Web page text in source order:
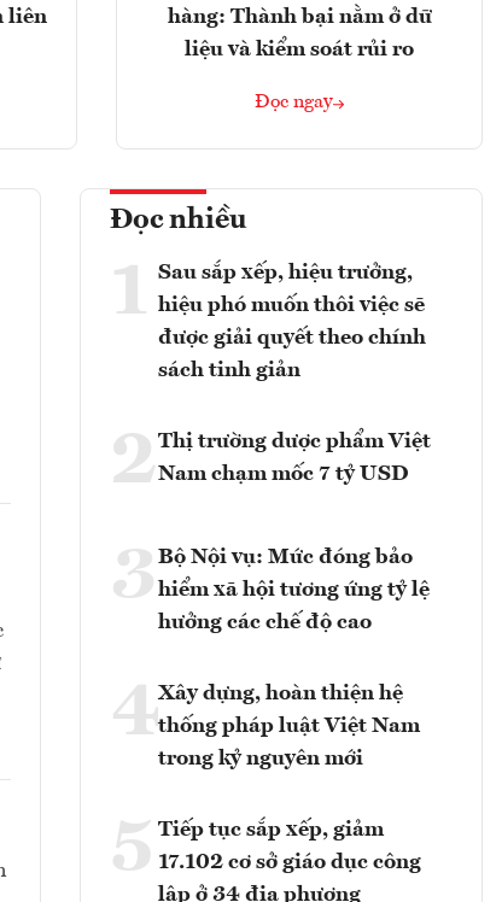
liên
hàng: Thành bại nằm ở dữ
liệu và kiểm soát rủi ro
Đọc ngay
Đọc nhiều
1 Sau sắp xếp, hiệu trưởng,
hiệu phó muốn thôi việc sẽ
được giải quyết theo chính
sách tinh giản
2Thị trường dược phẩm Việt
Nam chạm mốc 7 tỷ USD
3 Bộ Nội vụ: Mức đóng bảo
hiểm xã hội tương ứng tỷ lệ
hưởng các chế độ cao
4Xây dựng, hoàn thiện hệ
thống pháp luật Việt Nam
trong kỷ nguyên mới
5 Tiếp tục sắp xếp, giảm
17.102 cơ sở giáo dục công
lập ở 34 địa phương